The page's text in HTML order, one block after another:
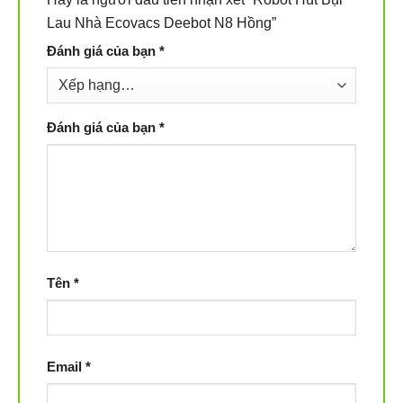
Lau Nhà Ecovacs Deebot N8 Hồng”
Đánh giá của bạn *
Đánh giá của bạn *
Tên *
Email *